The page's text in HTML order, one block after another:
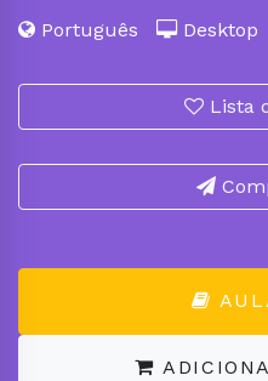
Português Desktop
Lista